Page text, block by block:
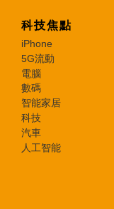
科技焦點
iPhone
5G流動
電腦
數碼
智能家居
科技
汽車
人工智能